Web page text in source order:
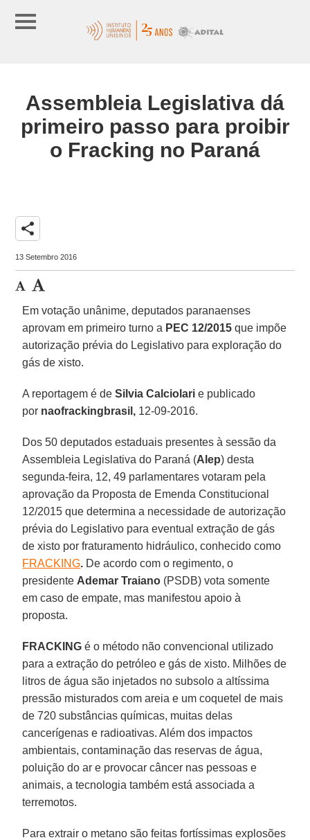
Assembleia Legislativa dá
primeiro passo para proibir
o Fracking no Paraná
share
13 Setembro 2016
Em votação unânime, deputados paranaenses
aprovam em primeiro turno a PEC 12/2015 que impõe
autorização prévia do Legislativo para exploração do
gás de xisto.
A reportagem é deSilvia Calciolari e publicado
por naofrackingbrasil, 12-09-2016.
Dos 50 deputados estaduais presentes à sessão da
Assembleia Legislativa do Paraná (Alep) desta
segunda-feira, 12, 49 parlamentares votaram pela
aprovação da Proposta de Emenda Constitucional
12/2015 que determina a necessidade de autorização
prévia do Legislativo para eventual extração de gás
de xisto por fraturamento hidráulico, conhecido como
FRACKING. De acordo com o regimento, o
presidente Ademar Traiano (PSDB) vota somente
em caso de empate, mas manifestou apoio à
proposta.
FRACKING é o método não convencional utilizado
para a extração do petróleo e gás de xisto. Milhões de
litros de água são injetados no subsolo a altíssima
pressão misturados com areia e um coquetel de mais
de 720 substâncias químicas, muitas delas
cancerígenas e radioativas. Além dos impactos
ambientais, contaminação das reservas de água,
poluição do ar e provocar câncer nas pessoas e
animais, a tecnologia também está associada a
terremotos.
Para extrair o metano são feitas fortíssimas explosões